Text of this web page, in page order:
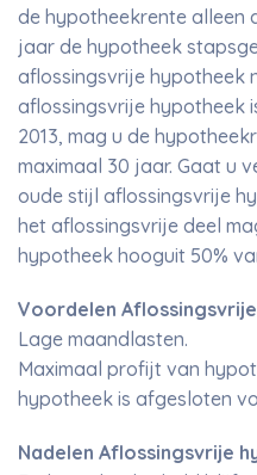
de hypotheekrente alleen
jaar de hypotheek
aflossingsvrije hypotheek
aflossingsvrije hypotheek
2013, mag u de
maximaal 30 jaar. Gaat u
oude stijl aflossingsvrije
het aflossingsvrije deel
hypotheek hooguit 50%
Voordelen
Lage maandlasten.
Maximaal profijt van
hypotheek is afgesloten
Nadelen Aflossingsvrije